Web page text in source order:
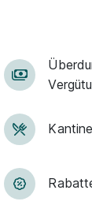
Kantine